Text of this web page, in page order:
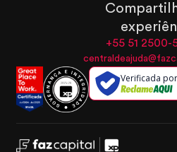
+55 51 2500-
Verificada por